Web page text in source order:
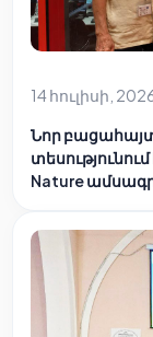
14 հուլիսի,
Նոր
Nature